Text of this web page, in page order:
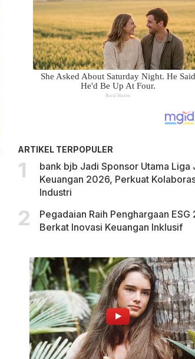
ARTIKEL TERPOPULER
bank bjb Jadi Sponsor Utama Liga
Keuangan 2026, Perkuat
Industri
Pegadaian Raih Penghargaan ESG
Berkat Inovasi Keuangan Inklusif